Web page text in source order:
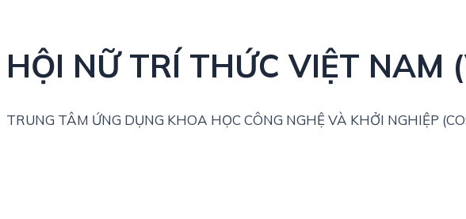
HỘI NỮ TRÍ THỨC VIỆT NAM
TRUNG TÂM ỨNG DỤNG KHOA HỌC CÔNG NGHỆ VÀ KHỞI NGHIỆP